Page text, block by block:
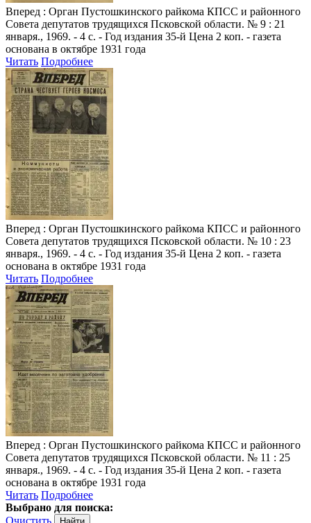
Вперед : Орган Пустошкинского райкома КПСС и районного
Совета депутатов трудящихся Псковской области. № 9 : 21
января., 1969. - 4 с. - Год издания 35-й Цена 2 коп. - газета
основана в октябре 1931 года
Читать Подробнее
Вперед : Орган Пустошкинского райкома КПСС и районного
Совета депутатов трудящихся Псковской области. № 10 : 23
января., 1969. - 4 с. - Год издания 35-й Цена 2 коп. - газета
основана в октябре 1931 года
Читать Подробнее
Вперед : Орган Пустошкинского райкома КПСС и районного
Совета депутатов трудящихся Псковской области. № 11 : 25
января., 1969. - 4 с. - Год издания 35-й Цена 2 коп. - газета
основана в октябре 1931 года
Читать Подробнее
Выбрано для поиска:
Очистить